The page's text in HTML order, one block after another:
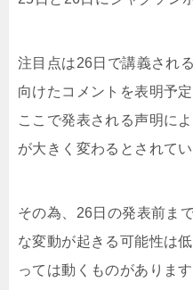
注目点は26日で講義され
向けたコメントを表明予
ここで発表される声明に
が大きく変わるとされてい
その為、26日の発表前ま
な変動が起きる可能性は
っては動くものがありま